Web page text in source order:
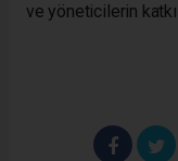
ve yöneticilerin